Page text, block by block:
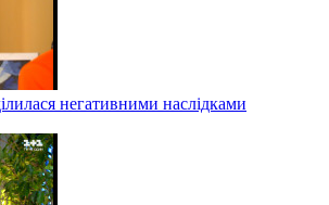
негативними наслідками